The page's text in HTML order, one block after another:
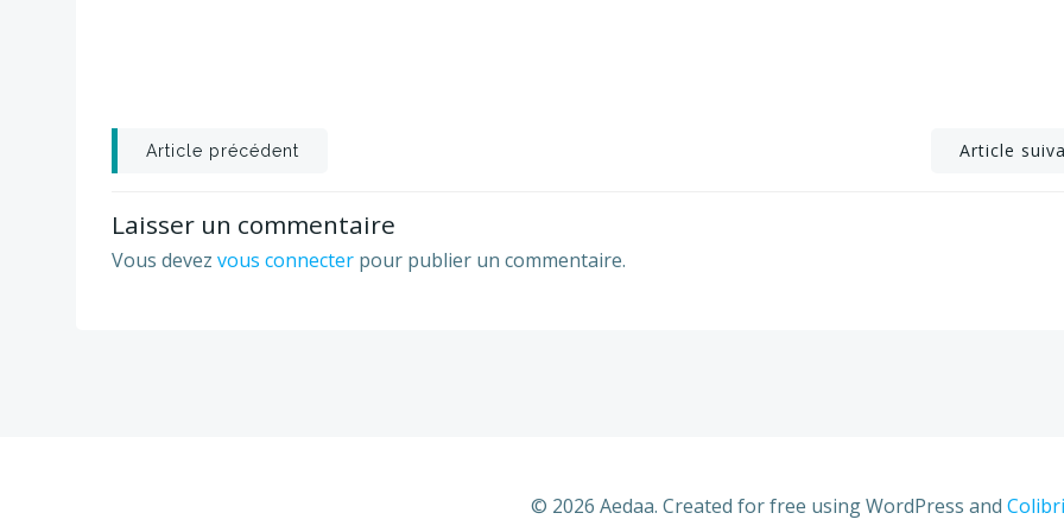
Post
navigation
Article précédent Article
Laisser un commentaire
Vous devez vous connecter pour publier un commentaire.
© 2026 Aedaa. Created for free using WordPress and Colibri